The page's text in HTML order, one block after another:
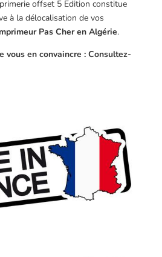
offset 5 Edition constitue
à la délocalisation de vos
Pas Cher en Algérie.
vous en convaincre : Consultez-